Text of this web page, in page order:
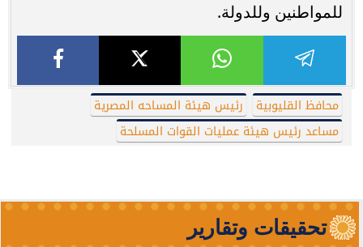
للمواطنين وللدولة.
محافظ القليوبية
رئيس هيئة المساحه المصرية
مساعد رئيس هيئة عمليات القوات المسلحة
تحقيقات وتقارير